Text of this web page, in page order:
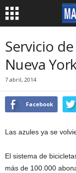
Servicio
Nueva
7 abril, 2014
Facebook
Las azules ya se
El sistema de
más de 100.000